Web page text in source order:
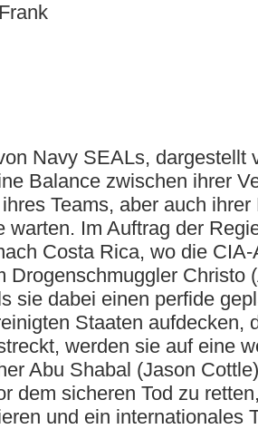
Navy SEALs, dargestellt
Balance zwischen ihrer
Teams, aber auch
warten. Im Auftrag der
Costa Rica, wo die
Drogenschmuggler Christo
sie dabei einen perfide
Staaten aufdecken,
werden sie auf eine
Abu Shabal (Jason
dem sicheren Tod zu
und ein internationales